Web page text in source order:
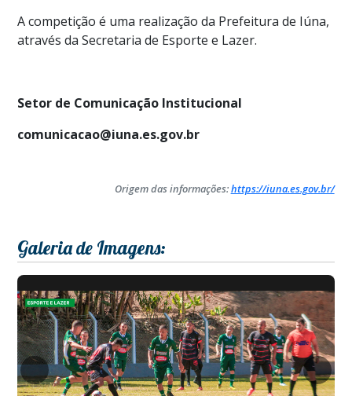
A competição é uma realização da Prefeitura de Iúna,
através da Secretaria de Esporte e Lazer.
Setor de Comunicação Institucional
comunicacao@iuna.es.gov.br
Origem das informações:https://iuna.es.gov.br/
Galeria de Imagens: